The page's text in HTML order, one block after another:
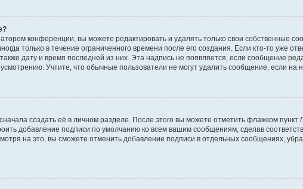
конференции, вы можете редактировать и удалять только свои собственные
только в течение ограниченного времени после его создания. Если кто-то уже
дату и время последней из них. Эта надпись не появляется, если сообщение
Учтите, что обычные пользователи не могут удалить сообщение, если на
создать её в личном разделе. После этого вы можете отметить флажком пункт
добавление подписи по умолчанию ко всем вашим сообщениям, сделав
на это, вы сможете отменить добавление подписи в отдельных сообщениях,